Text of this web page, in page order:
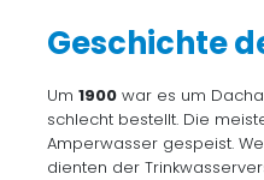
Geschichte
Um1900 war es um
schlecht bestellt. Die
Amperwasser gespeist.
dienten der